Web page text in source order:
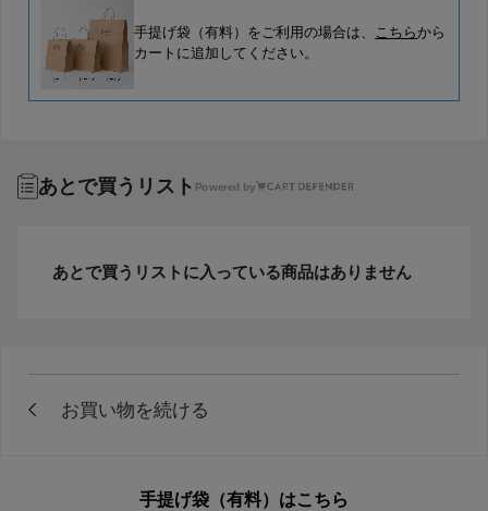
手提げ袋（有料）をご利用の場合は、 こちらから
カートに追加してください。
あとで買うリスト Powered by
あとで買うリストに入っている商品はありません
手提げ袋（有料）はこちら